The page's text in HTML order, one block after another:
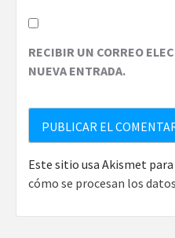
RECIBIR UN CORREO
NUEVA ENTRADA.
Este sitio usa Akismet
cómo se procesan los